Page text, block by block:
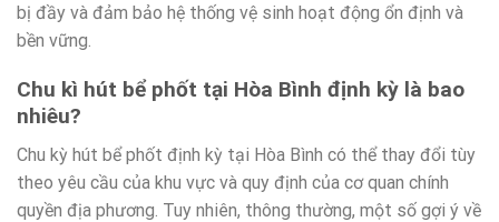
bị đầy và đảm bảo hệ thống vệ sinh hoạt động ổn định và
bền vững.
Chu kì hút bể phốt tại Hòa Bình định kỳ là bao
nhiêu?
Chu kỳ hút bể phốt định kỳ tại Hòa Bình có thể thay đổi tùy
theo yêu cầu của khu vực và quy định của cơ quan chính
quyền địa phương. Tuy nhiên, thông thường, một số gợi ý về